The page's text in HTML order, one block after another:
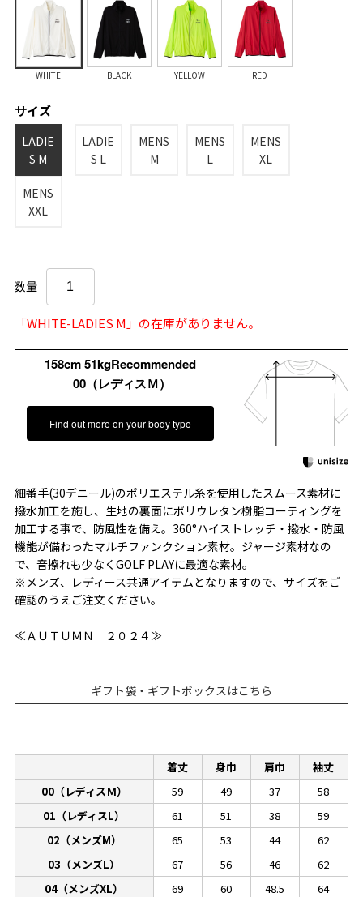
WHITE BLACK YELLOW RED
サイズ
LADIE
S M
LADIE
S L
MENS
M
MENS
L
MENS
XL
MENS
XXL
数量
「WHITE-LADIES M」の在庫がありません。
158cm 51kgRecommended
00（レディスＭ）
Find out more on your body type
細番手(30デニール)のポリエステル糸を使用したスムース素材に
撥水加工を施し、生地の裏面にポリウレタン樹脂コーティングを
加工する事で、防風性を備え。360°ハイストレッチ・撥水・防風
機能が備わったマルチファンクション素材。ジャージ素材なの
で、音擦れも少なくGOLF PLAYに最適な素材。
※メンズ、レディース共通アイテムとなりますので、サイズをご
確認のうえご注文ください。
≪ＡＵＴＵＭＮ ２０２４≫
ギフト袋・ギフトボックスはこちら
着丈 身巾 肩巾
袖丈
00（レディスＭ）
59 49 37
58
01（レディスL）
61 51 38
59
02（メンズM）
65 53 44
62
03（メンズL）
67 56 46
62
04（メンズXL）
69 60 48.5
64